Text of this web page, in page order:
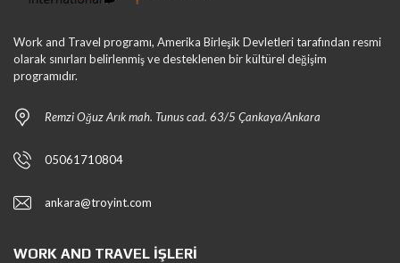
Work and Travel programı, Amerika Birleşik Devletleri tarafından resmi
olarak sınırları belirlenmiş ve desteklenen bir kültürel değişim
programıdır.
Remzi Oğuz Arık mah. Tunus cad. 63/5 Çankaya/Ankara
05061710804
ankara@troyint.com
WORK AND TRAVEL İŞLERI